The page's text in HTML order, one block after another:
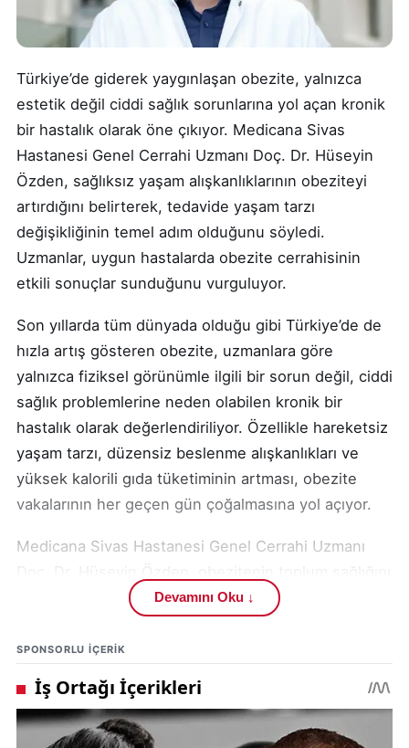
Türkiye’de giderek yaygınlaşan obezite, yalnızca
estetik değil ciddi sağlık sorunlarına yol açan kronik
bir hastalık olarak öne çıkıyor. Medicana Sivas
Hastanesi Genel Cerrahi Uzmanı Doç. Dr. Hüseyin
Özden, sağlıksız yaşam alışkanlıklarının obeziteyi
artırdığını belirterek, tedavide yaşam tarzı
değişikliğinin temel adım olduğunu söyledi.
Uzmanlar, uygun hastalarda obezite cerrahisinin
etkili sonuçlar sunduğunu vurguluyor.
Son yıllarda tüm dünyada olduğu gibi Türkiye’de de
hızla artış gösteren obezite, uzmanlara göre
yalnızca fiziksel görünümle ilgili bir sorun değil, ciddi
sağlık problemlerine neden olabilen kronik bir
hastalık olarak değerlendiriliyor. Özellikle hareketsiz
yaşam tarzı, düzensiz beslenme alışkanlıkları ve
yüksek kalorili gıda tüketiminin artması, obezite
vakalarının her geçen gün çoğalmasına yol açıyor.
Medicana Sivas Hastanesi Genel Cerrahi Uzmanı
tehdit eden en önemli sağlık problemlerinden biri
haline geldiğini belirtti. Uzman isim, vücutta sağlığı
bozacak düzeyde aşırı yağ birikiminin obezite olarak
tanımlandığını ifade ederek, hastalığın mutlaka
profesyonel şekilde ele alınması gerektiğini söyledi.
Türkiye’de sağlık alanındaki güncel gelişmeler ve
Devamını Oku ↓
SPONSORLU IÇERIK